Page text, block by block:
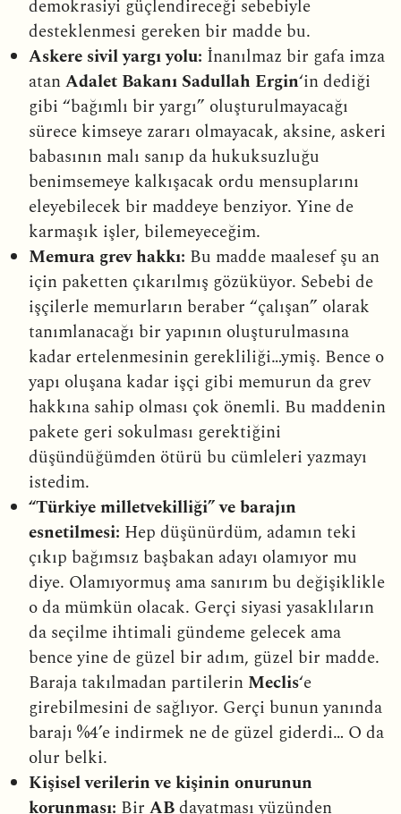
demokrasiyi güçlendireceği sebebiyle
desteklenmesi gereken bir madde bu.
Askere sivil yargı yolu: İnanılmaz bir gafa imza
atanAdalet Bakanı Sadullah Ergin‘in dediği
gibi “bağımlı bir yargı” oluşturulmayacağı
sürece kimseye zararı olmayacak, aksine, askeri
babasının malı sanıp da hukuksuzluğu
benimsemeye kalkışacak ordu mensuplarını
eleyebilecek bir maddeye benziyor. Yine de
karmaşık işler, bilemeyeceğim.
Memura grev hakkı: Bu madde maalesef şu an
için paketten çıkarılmış gözüküyor. Sebebi de
işçilerle memurların beraber “çalışan” olarak
tanımlanacağı bir yapının oluşturulmasına
kadar ertelenmesinin gerekliliği…ymiş. Bence o
yapı oluşana kadar işçi gibi memurun da grev
hakkına sahip olması çok önemli. Bu maddenin
pakete geri sokulması gerektiğini
düşündüğümden ötürü bu cümleleri yazmayı
istedim.
“Türkiye milletvekilliği” ve barajın
esnetilmesi: Hep düşünürdüm, adamın teki
çıkıp bağımsız başbakan adayı olamıyor mu
diye. Olamıyormuş ama sanırım bu değişiklikle
o da mümkün olacak. Gerçi siyasi yasaklıların
da seçilme ihtimali gündeme gelecek ama
bence yine de güzel bir adım, güzel bir madde.
Baraja takılmadan partilerin Meclis‘e
girebilmesini de sağlıyor. Gerçi bunun yanında
barajı %4’e indirmek ne de güzel giderdi… O da
olur belki.
Kişisel verilerin ve kişinin onurunun
korunması: Bir ABdayatması yüzünden